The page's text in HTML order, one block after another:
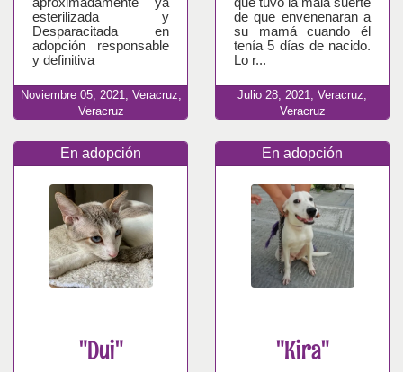
esterilizada y
Desparacitada en
adopción responsable
y definitiva
Noviembre 05, 2021, Veracruz,
Veracruz
de que envenenaran a
su mamá cuando él
tenía 5 días de nacido.
Lo r...
Julio 28, 2021, Veracruz,
Veracruz
En adopción
"Dui"
En adopción
"Kira"